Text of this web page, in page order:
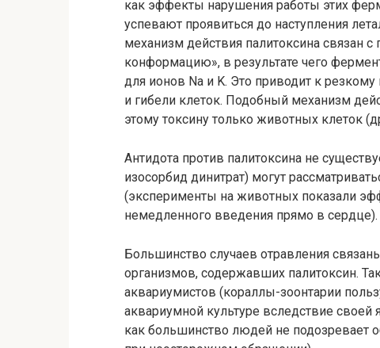
как эффекты нарушения работы этих
успевают проявиться до наступления
механизм действия палитоксина связан
конформацию», в результате чего
для ионов Na и K. Это приводит к
и гибели клеток. Подобный механизм
этому токсину только животных клеток
Антидота против палитоксина не
изосорбид динитрат) могут
(эксперименты на животных показали
немедленного введения прямо в сердце).
Большинство случаев отравления
организмов, содержавших палитоксин.
аквариумистов (кораллы-зоонтарии
аквариумной культуре вследствие своей
как большинство людей не подозревает